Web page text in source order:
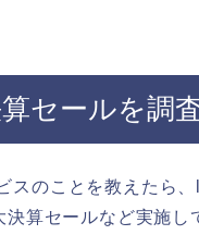
セールを調
スのことを教えたら
算セールなど実施し